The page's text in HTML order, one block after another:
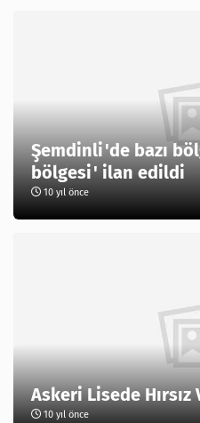
Şemdinli'de bazı
bölgesi' ilan edildi
10 yıl önce
Askeri Lisede Hırsız
10 yıl önce